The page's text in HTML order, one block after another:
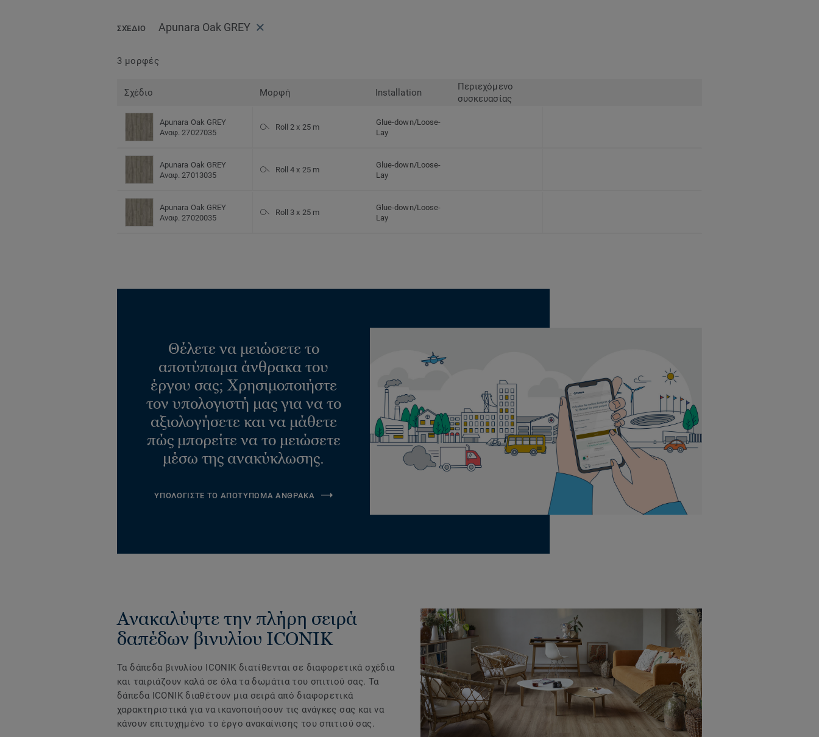
ΣΧΈΔΙΟ Apunara Oak GREY
3 μορφές
Σχέδιο Μορφή Installation
Περιεχόμενο
συσκευασίας
Apunara Oak GREY
Αναφ. 27027035
Roll 2 x 25 m
Glue-down/Loose-
Lay
Apunara Oak GREY
Αναφ. 27013035
Roll 4 x 25 m
Glue-down/Loose-
Lay
Apunara Oak GREY
Αναφ. 27020035
Roll 3 x 25 m
Glue-down/Loose-
Lay
Θέλετε να μειώσετε το
αποτύπωμα άνθρακα του
έργου σας; Χρησιμοποιήστε
τον υπολογιστή μας για να το
αξιολογήσετε και να μάθετε
πώς μπορείτε να το μειώσετε
μέσω της ανακύκλωσης.
ΥΠΟΛΟΓΙΣΤΕ ΤΟ ΑΠΟΤΥΠΩΜΑ ΑΝΘΡΑΚΑ
Ανακαλύψτε την πλήρη σειρά
δαπέδων βινυλίου ICONIK
Τα δάπεδα βινυλίου ICONIK διατίθενται σε διαφορετικά σχέδια
και ταιριάζουν καλά σε όλα τα δωμάτια του σπιτιού σας. Τα
δάπεδα ICONIK διαθέτουν μια σειρά από διαφορετικά
χαρακτηριστικά για να ικανοποιήσουν τις ανάγκες σας και να
κάνουν επιτυχημένο το έργο ανακαίνισης του σπιτιού σας.